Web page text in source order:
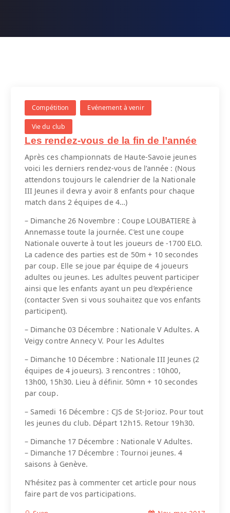
Compétition Evénement à venir
Vie du club
Les rendez-vous de la fin de l’année
Après ces championnats de Haute-Savoie jeunes
voici les derniers rendez-vous de l’année : (Nous
attendons toujours le calendrier de la Nationale
III Jeunes il devra y avoir 8 enfants pour chaque
match dans 2 équipes de 4…)
– Dimanche 26 Novembre : Coupe LOUBATIERE à
Annemasse toute la journée. C’est une coupe
Nationale ouverte à tout les joueurs de -1700 ELO.
La cadence des parties est de 50m + 10 secondes
par coup. Elle se joue par équipe de 4 joueurs
adultes ou jeunes. Les adultes peuvent participer
ainsi que les enfants ayant un peu d’expérience
(contacter Sven si vous souhaitez que vos enfants
participent).
– Dimanche 03 Décembre : Nationale V Adultes. A
Veigy contre Annecy V. Pour les Adultes
– Dimanche 10 Décembre : Nationale III Jeunes (2
équipes de 4 joueurs). 3 rencontres : 10h00,
13h00, 15h30. Lieu à définir. 50mn + 10 secondes
par coup.
– Samedi 16 Décembre : CJS de St-Jorioz. Pour tout
les jeunes du club. Départ 12h15. Retour 19h30.
– Dimanche 17 Décembre : Nationale V Adultes.
– Dimanche 17 Décembre : Tournoi jeunes. 4
saisons à Genève.
N’hésitez pas à commenter cet article pour nous
faire part de vos participations.